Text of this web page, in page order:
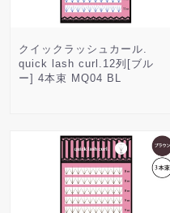
クイックラッシュカール.
quick lash curl.12列[ブル
ー] 4本束 MQ04 BL